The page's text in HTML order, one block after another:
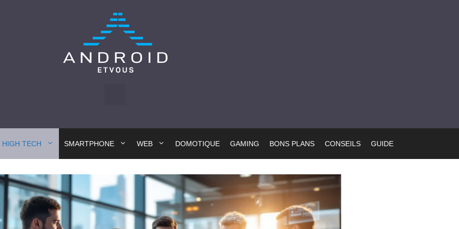
HIGH TECH SMARTPHONE WEB DOMOTIQUE GAMING BONS PLANS CONSEILS GUIDE